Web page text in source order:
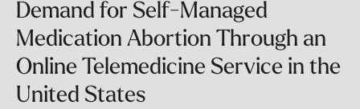
Demand for Self-Managed
Medication Abortion Through an
Online Telemedicine Service in the
United States